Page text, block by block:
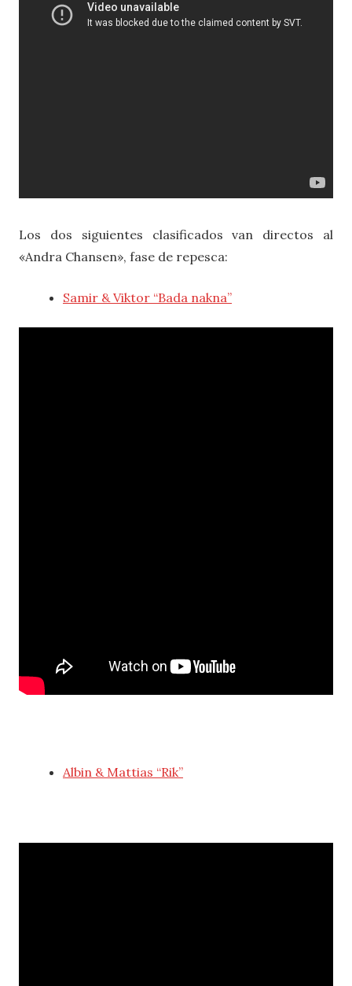
Los dos siguientes clasificados van directos al
«Andra Chansen», fase de repesca:
Samir & Viktor “Bada nakna”
Albin & Mattias “Rik”